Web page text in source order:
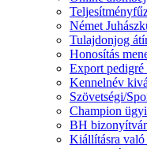
Német
Tulajdonjog
Honosítás
Export pedigré
Kennelnév
Szövetségi/
Champion
BH
Kiállításra való